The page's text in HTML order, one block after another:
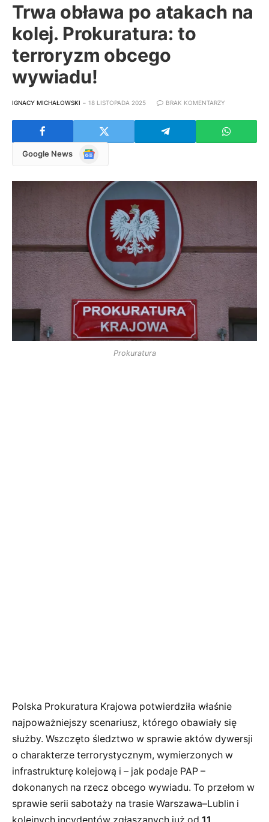
Trwa obława po atakach na
kolej. Prokuratura: to
terroryzm obcego
wywiadu!
IGNACY MICHAŁOWSKI 18 LISTOPADA 2025 BRAK KOMENTARZY
Google News
Google
Prokuratura
Polska Prokuratura Krajowa potwierdziła właśnie
najpoważniejszy scenariusz, którego obawiały się
służby. Wszczęto śledztwo w sprawie aktów dywersji
o charakterze terrorystycznym, wymierzonych w
infrastrukturę kolejową i – jak podaje PAP –
dokonanych na rzecz obcego wywiadu. To przełom w
sprawie serii sabotaży na trasie Warszawa–Lublin i